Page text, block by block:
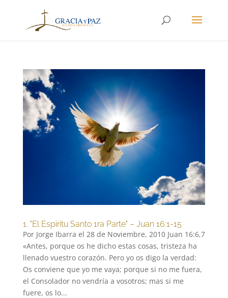
1. "El Espiritu Santo 1ra Parte" – Juan 16:1-15
Por Jorge Ibarra el 28 de Noviembre, 2010 Juan 16:6,7
«Antes, porque os he dicho estas cosas, tristeza ha
llenado vuestro corazón. Pero yo os digo la verdad:
Os conviene que yo me vaya; porque si no me fuera,
el Consolador no vendría a vosotros; mas si me
fuere, os lo...